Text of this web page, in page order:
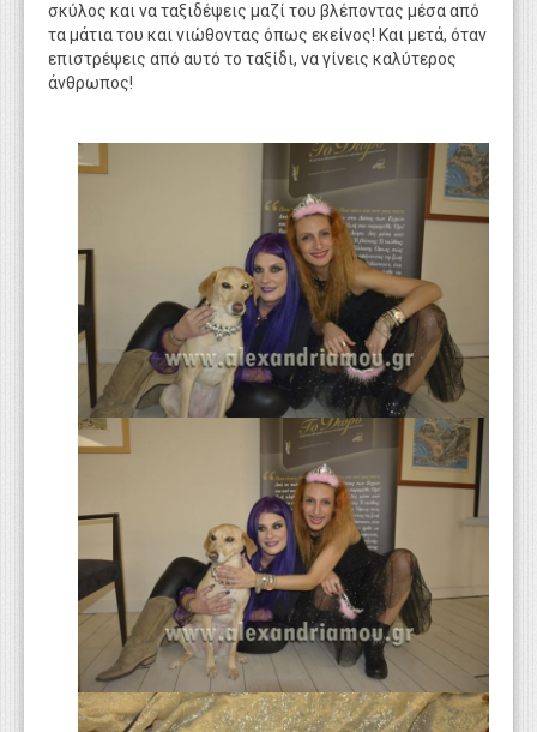
σκύλος και να ταξιδέψεις μαζί του βλέποντας μέσα από
τα μάτια του και νιώθοντας όπως εκείνος! Και μετά, όταν
επιστρέψεις από αυτό το ταξίδι, να γίνεις καλύτερος
άνθρωπος!